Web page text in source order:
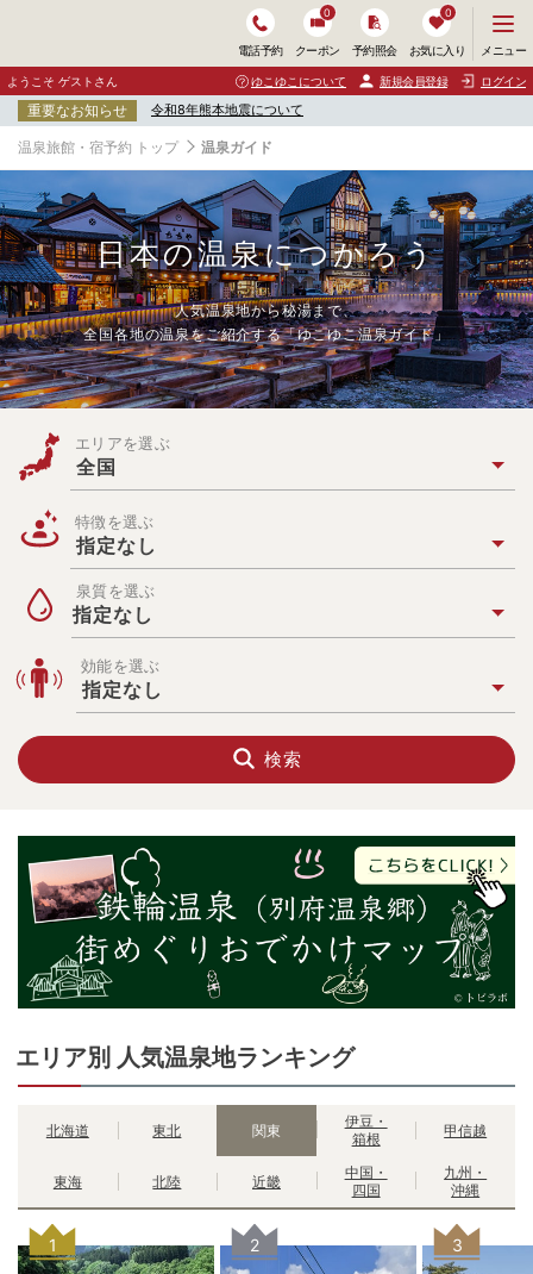
電話予約 クーポン
0
予約照会 お気に入り
0
ニ
ュ
ー
開
メニュー
ようこそ ゲストさん ゆこゆこについて 新規会員登録 ログイン
重要なお知らせ 令和8年熊本地震について
温泉旅館・宿予約 トップ 温泉ガイド
日本の温泉につかろう
人気温泉地から秘湯まで、
全国各地の温泉をご紹介する「ゆこゆこ温泉ガイド」
エリアを選ぶ
全国
特徴を選ぶ
指定なし
泉質を選ぶ
指定なし
効能を選ぶ
指定なし
検索
エリア別 人気温泉地ランキング
北海道 東北 関東
伊豆・
箱根
甲信越
東海 北陸 近畿
中国・
四国
九州・
沖縄
1 2 3